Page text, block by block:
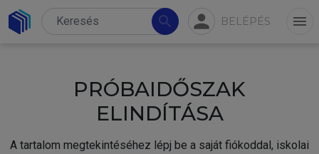
search person BELÉPÉS menu
PRÓBAIDŐSZAK
ELINDÍTÁSA
A tartalom megtekintéséhez lépj be a saját fiókoddal, iskolai